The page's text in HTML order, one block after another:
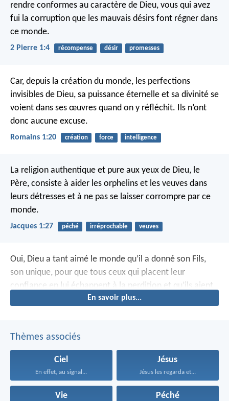
rendre conformes au caractère de Dieu, vous qui avez
fui la corruption que les mauvais désirs font régner dans
ce monde.
2 Pierre 1:4 récompense désir promesses
Car, depuis la création du monde, les perfections
invisibles de Dieu, sa puissance éternelle et sa divinité se
voient dans ses œuvres quand on y réfléchit. Ils n’ont
donc aucune excuse.
Romains 1:20 création force intelligence
La religion authentique et pure aux yeux de Dieu, le
Père, consiste à aider les orphelins et les veuves dans
leurs détresses et à ne pas se laisser corrompre par ce
monde.
Jacques 1:27 péché irréprochable veuves
Oui, Dieu a tant aimé le monde qu’il a donné son Fils,
son unique, pour que tous ceux qui placent leur
confiance en lui échappent à la perdition et qu’ils aient
En savoir plus...
Thèmes associés
Ciel
En effet, au signal...
Jésus
Jésus les regarda et...
Vie Péché